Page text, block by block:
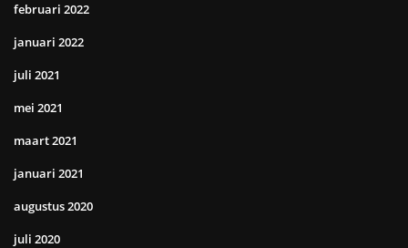
februari 2022
januari 2022
juli 2021
mei 2021
maart 2021
januari 2021
augustus 2020
juli 2020